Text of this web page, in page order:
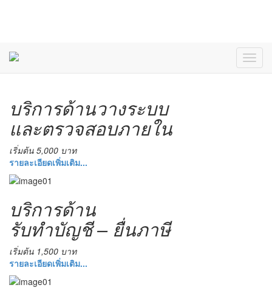
บริการด้านวางระบบ
และตรวจสอบภายใน
เริ่มต้น 5,000 บาท
รายละเอียดเพิ่มเติม...
บริการด้าน
รับทำบัญชี – ยื่นภาษี
เริ่มต้น 1,500 บาท
รายละเอียดเพิ่มเติม...